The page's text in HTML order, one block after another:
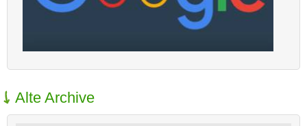
Alte Archive